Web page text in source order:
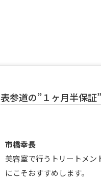
表参道の”１ヶ月半保証
市橋幸長
美容室で行うトリートメン
にこそおすすめします。